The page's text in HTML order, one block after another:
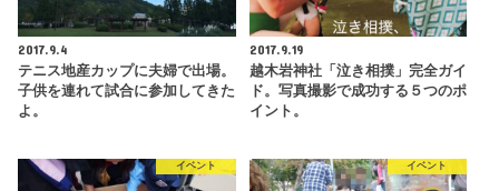
2017.9.4
テニス地産カップに夫婦で出場。
子供を連れて試合に参加してきた
よ。
2017.9.19
越木岩神社「泣き相撲」完全ガイ
ド。写真撮影で成功する５つのポ
イント。
イベント イベント